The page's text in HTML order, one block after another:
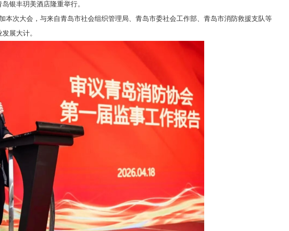
银丰玥美酒店隆重举行。
本次大会，与来自青岛市社会组织管理局、青岛市委社会工作部、青岛市消防救援支队等
展大计。